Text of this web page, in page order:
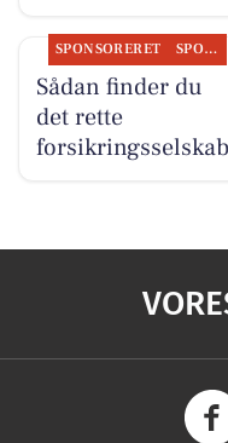
SPONSORERET SPONSORERET INDHOLD
Sådan finder du
det rette
forsikringsselskab